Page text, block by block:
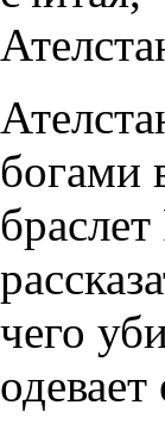
богами
чего
одевает